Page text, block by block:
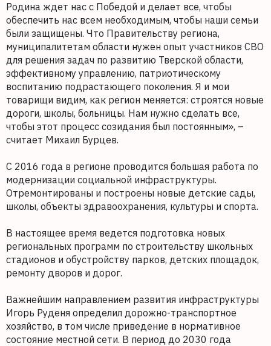
Родина ждет нас с Победой и делает все, чтобы
обеспечить нас всем необходимым, чтобы наши семьи
были защищены. Что Правительству региона,
муниципалитетам области нужен опыт участников СВО
для решения задач по развитию Тверской области,
эффективному управлению, патриотическому
воспитанию подрастающего поколения. Я и мои
товарищи видим, как регион меняется: строятся новые
дороги, школы, больницы. Нам нужно сделать все,
чтобы этот процесс созидания был постоянным», –
считает Михаил Бурцев.
С 2016 года в регионе проводится большая работа по
модернизации социальной инфраструктуры.
Отремонтированы и построены новые детские сады,
школы, объекты здравоохранения, культуры и спорта.
В настоящее время ведется подготовка новых
региональных программ по строительству школьных
стадионов и обустройству парков, детских площадок,
ремонту дворов и дорог.
Важнейшим направлением развития инфраструктуры
Игорь Руденя определил дорожно-транспортное
хозяйство, в том числе приведение в нормативное
состояние местной сети. В период до 2030 года